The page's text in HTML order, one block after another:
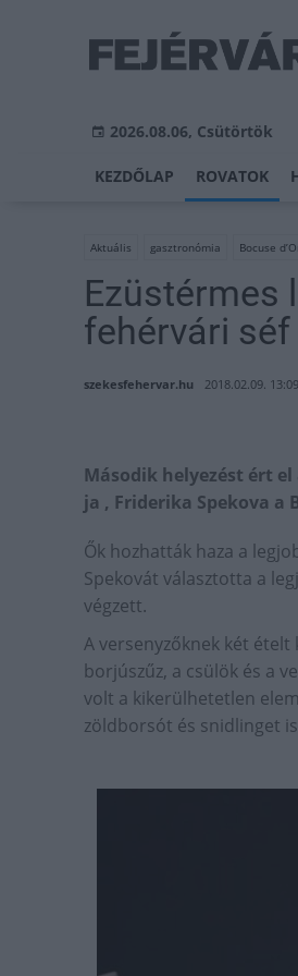
2026.08.06, Csütörtök
KEZDŐLAP ROVATOK
Aktuális gasztronómia Bocuse
Ezüstérmes
fehérvári séf
szekesfehervar.hu 2018.02.09. 13:09
Második helyezést ért
ja , Friderika Spekova a
Ők hozhatták haza a
Spekovát választotta a
végzett.
A versenyzőknek két
borjúszűz, a csülök és a
volt a kikerülhetetlen
zöldborsót és snidlinget